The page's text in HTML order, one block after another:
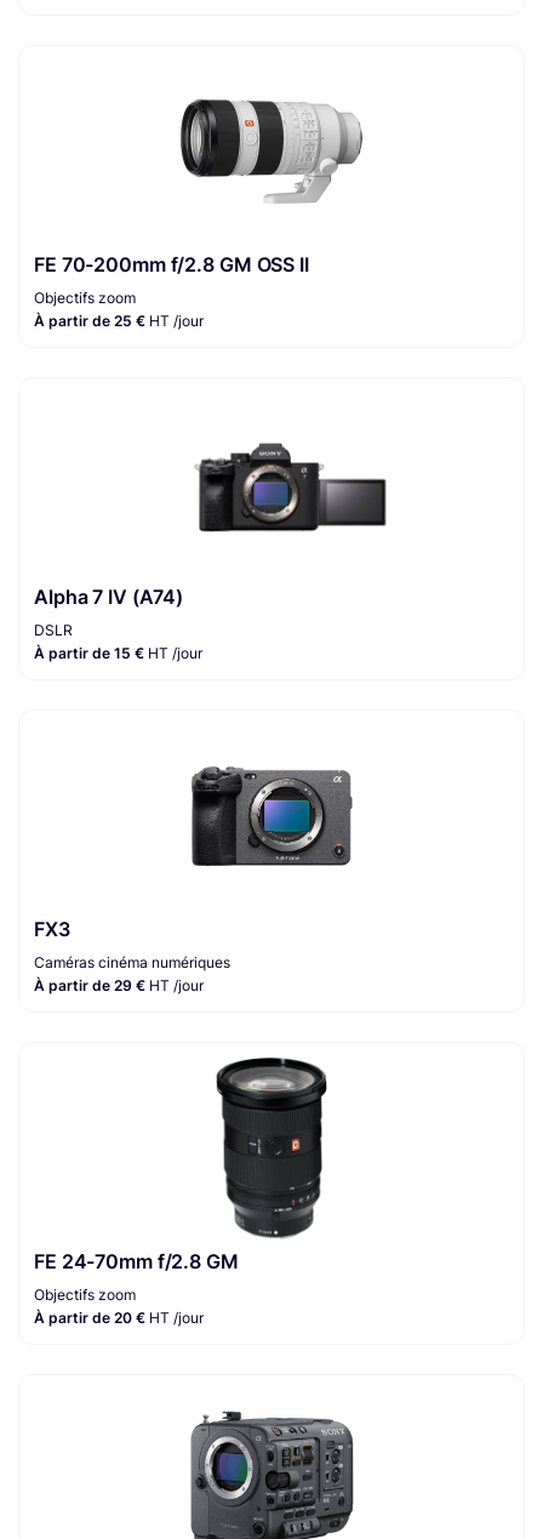
FE 70-200mm f/2.8 GM OSS II
Objectifs zoom
À partir de 25 € HT /jour
Alpha 7 IV (A74)
DSLR
À partir de 15 € HT /jour
FX3
Caméras cinéma numériques
À partir de 29 € HT /jour
FE 24-70mm f/2.8 GM
Objectifs zoom
À partir de 20 € HT /jour